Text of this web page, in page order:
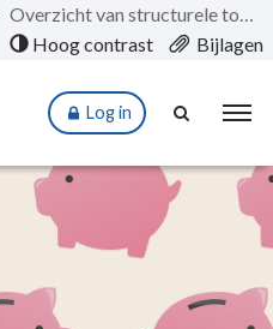
Overzicht van structurele toevoegingen en onttrekkingen aan reserves
Hoog contrast Bijlagen
Log in